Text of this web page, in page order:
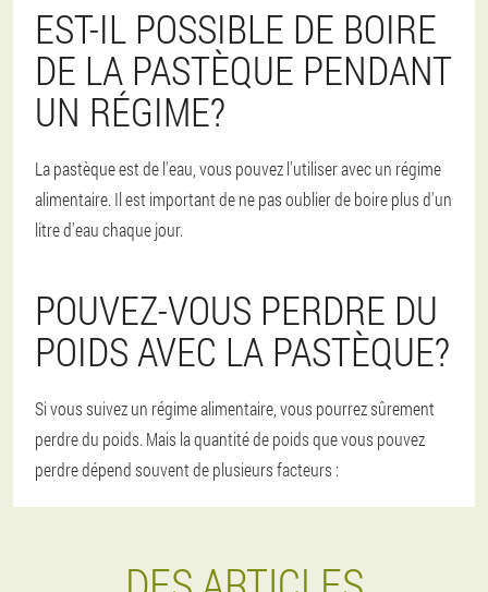
EST-IL POSSIBLE DE BOIRE
DE LA PASTÈQUE PENDANT
UN RÉGIME?
La pastèque est de l'eau, vous pouvez l'utiliser avec un régime
alimentaire. Il est important de ne pas oublier de boire plus d'un
litre d'eau chaque jour.
POUVEZ-VOUS PERDRE DU
POIDS AVEC LA PASTÈQUE?
Si vous suivez un régime alimentaire, vous pourrez sûrement
perdre du poids. Mais la quantité de poids que vous pouvez
perdre dépend souvent de plusieurs facteurs :